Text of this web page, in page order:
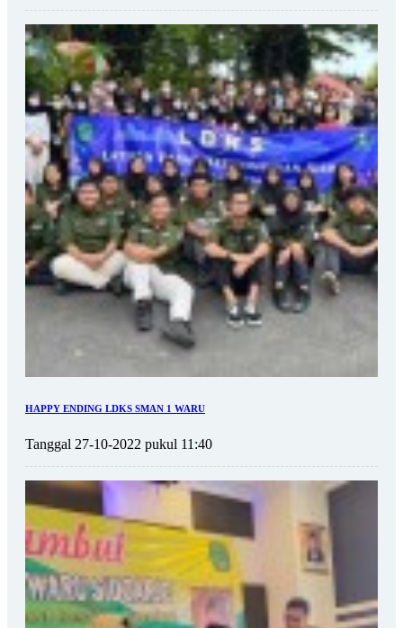
HAPPY ENDING LDKS SMAN 1 WARU
Tanggal 27-10-2022 pukul 11:40